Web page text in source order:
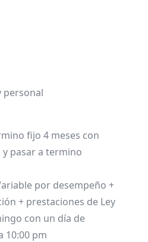
personal
fijo 4 meses con
pasar a termino
por desempeño +
+ prestaciones de Ley
con un día de
10:00 pm